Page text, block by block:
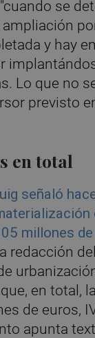
se
y hay
Lo que no
previsto
en total
señaló
millones
redacción
en total,
de euros,
apunta